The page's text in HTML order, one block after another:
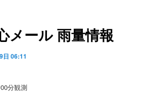
メール 雨量情報
日 06:11
分観測